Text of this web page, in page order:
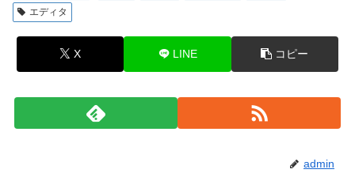
エディタ
X LINE コピー
admin